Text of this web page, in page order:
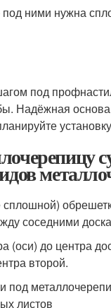
ними нужна
под
Надёжная
соседними
(оси) до центра
второй.